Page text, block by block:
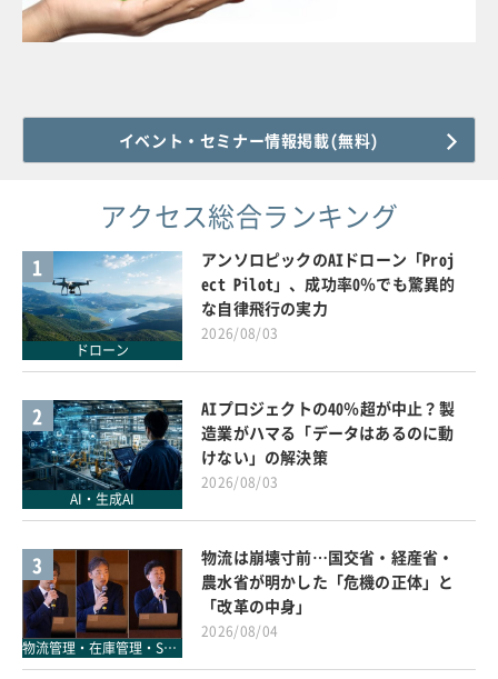
イベント・セミナー情報掲載(無料)
アクセス総合ランキング
1
ドローン
アンソロピックのAIドローン「Proj
ect Pilot」、成功率0％でも驚異的
な自律飛行の実力
2026/08/03
2
AI・生成AI
AIプロジェクトの40％超が中止？製
造業がハマる「データはあるのに動
けない」の解決策
2026/08/03
3
物流管理・在庫管理・SCM
物流は崩壊寸前…国交省・経産省・
農水省が明かした「危機の正体」と
「改革の中身」
2026/08/04